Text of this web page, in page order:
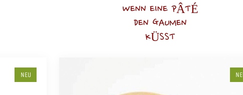
NEU
WENN EINE PÂTÉ
DEN GAUMEN
KÜSST